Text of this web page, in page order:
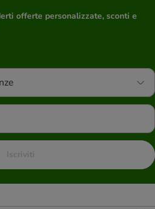
offerte personalizzate, sconti e
Iscriviti